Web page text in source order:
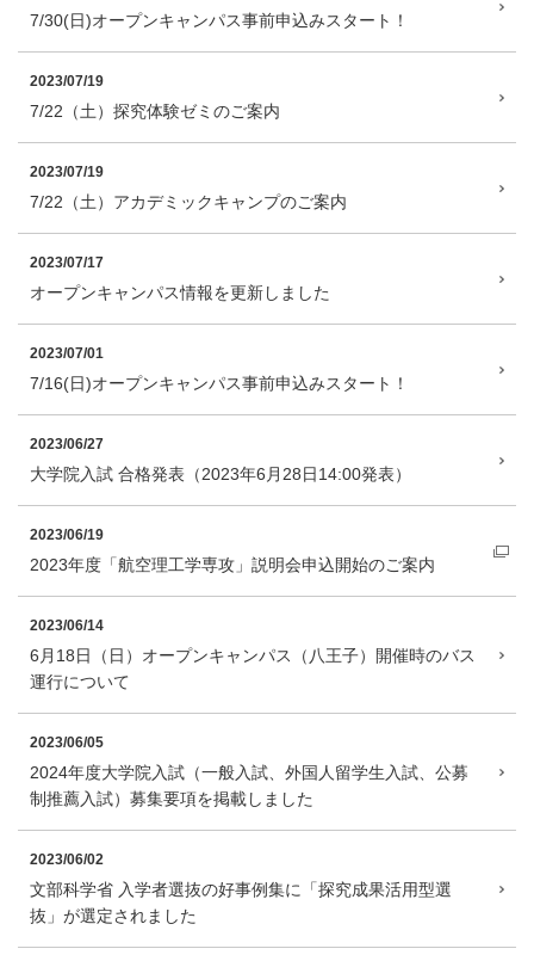
7/30(日)オープンキャンパス事前申込みスタート！
2023/07/19
7/22（土）探究体験ゼミのご案内
2023/07/19
7/22（土）アカデミックキャンプのご案内
2023/07/17
オープンキャンパス情報を更新しました
2023/07/01
7/16(日)オープンキャンパス事前申込みスタート！
2023/06/27
大学院入試 合格発表（2023年6月28日14:00発表）
2023/06/19
2023年度「航空理工学専攻」説明会申込開始のご案内
2023/06/14
6月18日（日）オープンキャンパス（八王子）開催時のバス
運行について
2023/06/05
2024年度大学院入試（一般入試、外国人留学生入試、公募
制推薦入試）募集要項を掲載しました
2023/06/02
文部科学省 入学者選抜の好事例集に「探究成果活用型選
抜」が選定されました